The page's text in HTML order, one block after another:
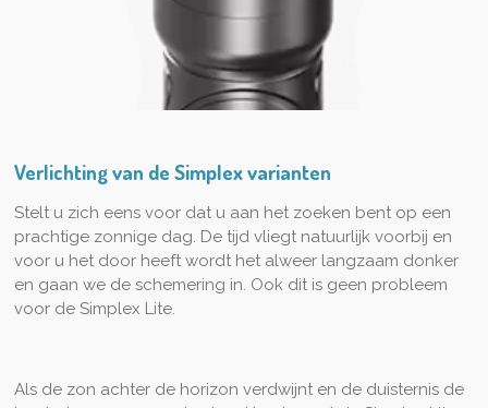
Verlichting van de Simplex varianten
Stelt u zich eens voor dat u aan het zoeken bent op een
prachtige zonnige dag. De tijd vliegt natuurlijk voorbij en
voor u het door heeft wordt het alweer langzaam donker
en gaan we de schemering in. Ook dit is geen probleem
voor de Simplex Lite.
Als de zon achter de horizon verdwijnt en de duisternis de